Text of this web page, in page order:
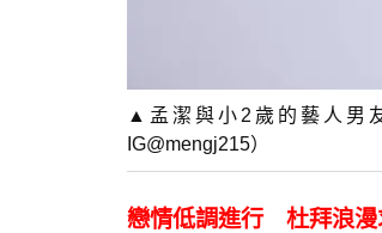
▲孟潔與小2歲的藝人男
IG@mengj215）
戀情低調進行 杜拜浪漫